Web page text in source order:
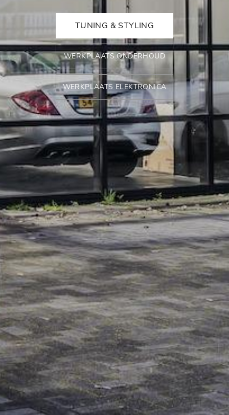
TUNING & STYLING
WERKPLAATS ONDERHOUD
WERKPLAATS ELEKTRONICA